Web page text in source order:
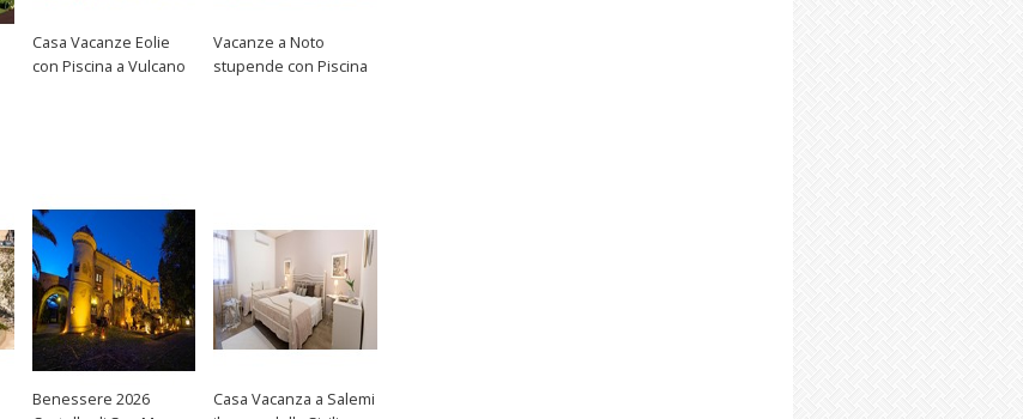
Casa Vacanze Eolie
con Piscina a Vulcano
Vacanze a Noto
stupende con Piscina
Benessere 2026
Casa Vacanza a Salemi